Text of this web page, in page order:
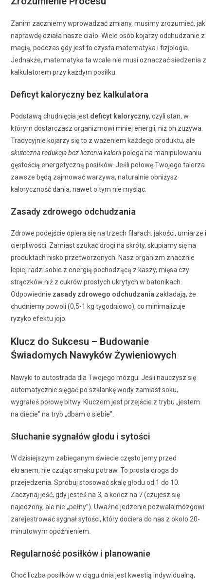
Zanim zaczniemy wprowadzać zmiany, musimy zrozumieć, jak
naprawdę działa nasze ciało. Wiele osób kojarzy odchudzanie z
magią, podczas gdy jest to czysta matematyka i fizjologia.
Jednakże, matematyka ta wcale nie musi oznaczać siedzenia z
kalkulatorem przy każdym posiłku.
Deficyt kaloryczny bez kalkulatora
Podstawą chudnięcia jest deficyt kaloryczny, czyli stan, w
którym dostarczasz organizmowi mniej energii, niż on zużywa.
Tradycyjnie kojarzy się to z ważeniem każdego produktu, ale
skuteczna redukcja bez liczenia kaloriipolega na manipulowaniu
gęstością energetyczną posiłków. Jeśli połowę Twojego talerza
zawsze będą zajmować warzywa, naturalnie obniżysz
kaloryczność dania, nawet o tym nie myśląc.
Zasady zdrowego odchudzania
Zdrowe podejście opiera się na trzech filarach: jakości, umiarze i
cierpliwości. Zamiast szukać drogi na skróty, skupiamy się na
produktach nisko przetworzonych. Nasz organizm znacznie
lepiej radzi sobie z energią pochodzącą z kaszy, mięsa czy
strączków niż z cukrów prostych ukrytych w batonikach.
Odpowiednie zasady zdrowego odchudzania zakładają, że
chudniemy powoli (0,5-1 kg tygodniowo), co minimalizuje
ryzyko efektu jojo.
Klucz do Sukcesu – Budowanie
Świadomych Nawyków Żywieniowych
Nawyki to autostrada dla Twojego mózgu. Jeśli nauczysz się
automatycznie sięgać po szklankę wody zamiast soku,
wygrałeś połowę bitwy. Kluczem jest przejście z trybu „jestem
na diecie” na tryb „dbam o siebie”.
Słuchanie sygnałów głodu i sytości
W dzisiejszym zabieganym świecie często jemy przed
ekranem, nie czując smaku potraw. To prosta droga do
przejedzenia. Spróbuj stosować skalę głodu od 1 do 10.
Zaczynaj jeść, gdy jesteś na 3, a kończ na 7 (czujesz się
najedzony, ale nie „pełny”). Uważne jedzenie pozwala mózgowi
zarejestrować sygnał sytości, który dociera do nas z około 20-
minutowym opóźnieniem.
Regularność posiłków i planowanie
Choć liczba posiłków w ciągu dnia jest kwestią indywidualną,